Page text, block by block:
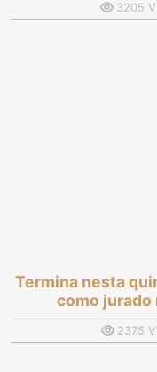
3205
Termina nesta
como jurado
2375